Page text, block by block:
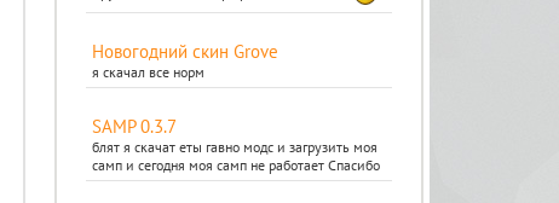
Новогодний скин Grove
я скачал все норм
SAMP 0.3.7
блят я скачат еты гавно модс и загрузить моя
самп и сегодня моя самп не работает Спасибо